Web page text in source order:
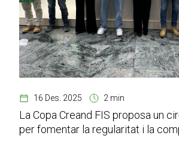
16 Des. 2025 2 min
La Copa Creand FIS proposa un
per fomentar la regularitat i la